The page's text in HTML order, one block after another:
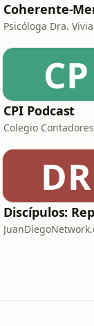
Coherente-
CP
CPI Podcast
DR